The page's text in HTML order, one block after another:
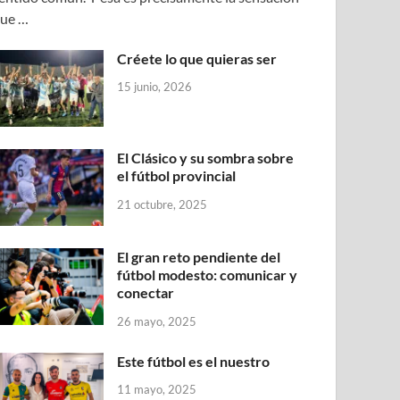
…
Créete lo que quieras ser
15 junio, 2026
El Clásico y su sombra sobre
el fútbol provincial
21 octubre, 2025
El gran reto pendiente del
fútbol modesto: comunicar y
conectar
26 mayo, 2025
Este fútbol es el nuestro
11 mayo, 2025